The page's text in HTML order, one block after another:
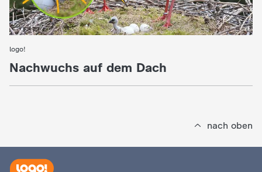
logo!
:
Nachwuchs auf dem Dach
nach oben